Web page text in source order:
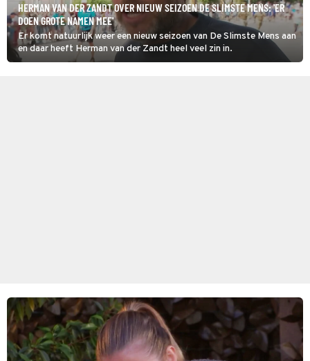
HERMAN VAN DER ZANDT OVER NIEUW SEIZOEN DE SLIMSTE MENS: 'ER
DOEN GROTE NAMEN MEE'
Er komt natuurlijk weer een nieuw seizoen van De Slimste Mens aan
en daar heeft Herman van der Zandt heel veel zin in.